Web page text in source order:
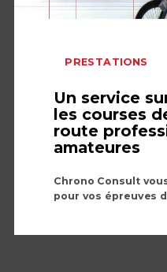
PRESTATIONS
Un service
les courses
route
amateures
Chrono Consult
pour vos épreuves